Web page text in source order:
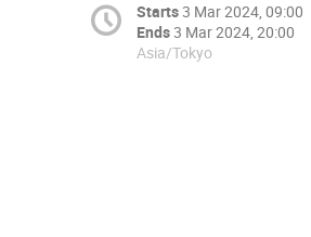
Starts3 Mar 2024, 09:00
Ends3 Mar 2024, 20:00
Asia/Tokyo